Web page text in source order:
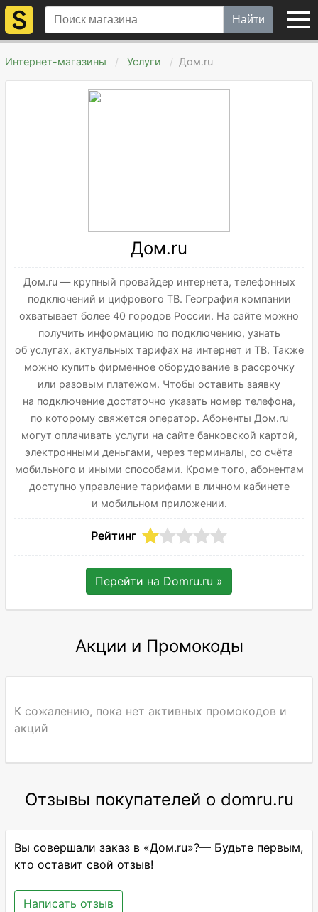
Найти
Интернет-магазины Услуги Дом.ru
Дом.ru
Дом.ru — крупный провайдер интернета, телефонных
подключений и цифрового ТВ. География компании
охватывает более 40 городов России. На сайте можно
получить информацию по подключению, узнать
об услугах, актуальных тарифах на интернет и ТВ. Также
можно купить фирменное оборудование в рассрочку
или разовым платежом. Чтобы оставить заявку
на подключение достаточно указать номер телефона,
по которому свяжется оператор. Абоненты Дом.ru
могут оплачивать услуги на сайте банковской картой,
электронными деньгами, через терминалы, со счёта
мобильного и иными способами. Кроме того, абонентам
доступно управление тарифами в личном кабинете
и мобильном приложении.
Рейтинг
Перейти на Domru.ru »
Акции и Промокоды
К сожалению, пока нет активных промокодов и
акций
Отзывы покупателей о domru.ru
Вы совершали заказ в «Дом.ru»?— Будьте первым,
кто оставит свой отзыв!
Написать отзыв